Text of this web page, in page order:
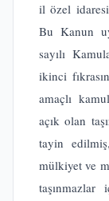
il özel idaresi
Bu Kanun
sayılı
ikinci
amaçlı
açık olan
tayin
mülkiyet ve